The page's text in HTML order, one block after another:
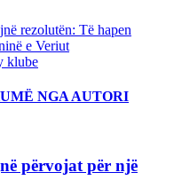
rezolutën: Të hapen
e Veriut
klube
NGA AUTORI
përvojat për një